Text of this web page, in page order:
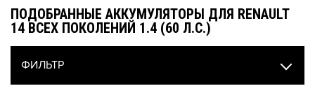
ПОДОБРАННЫЕ АККУМУЛЯТОРЫ ДЛЯ RENAULT
14 ВСЕХ ПОКОЛЕНИЙ 1.4 (60 Л.С.)
ФИЛЬТР